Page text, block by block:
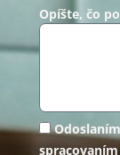
Opíšte, čo